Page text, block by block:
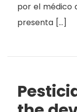
por el médico
presenta […]